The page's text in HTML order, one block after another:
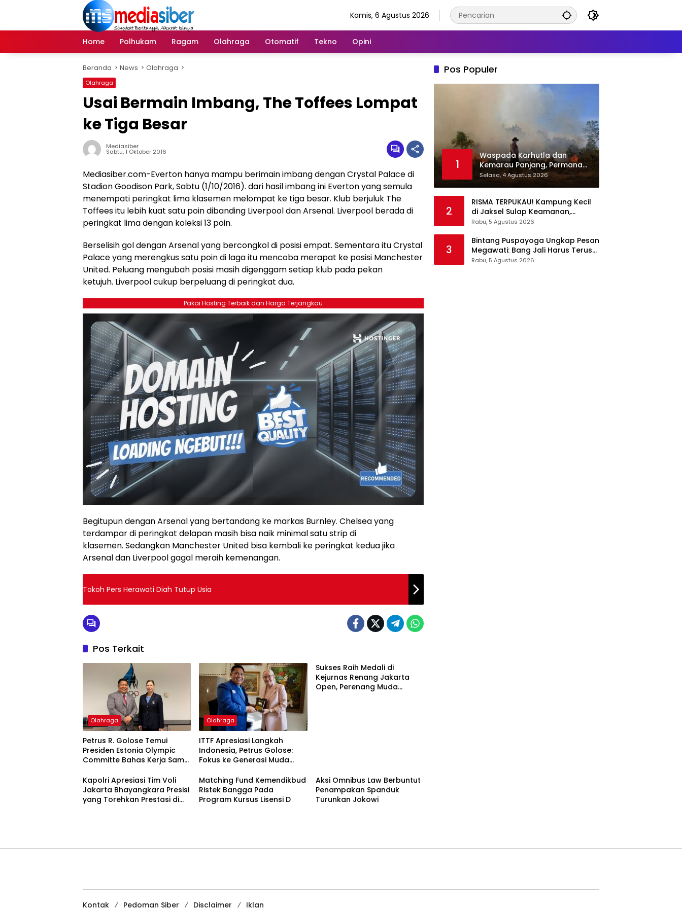
Kamis, 6 Agustus 2026
Home Polhukam Ragam Olahraga Otomatif Tekno Opini
Beranda News Olahraga
Olahraga
Usai Bermain Imbang, The Toffees Lompat
ke Tiga Besar
Mediasiber
Sabtu, 1 Oktober 2016
Mediasiber.com-Everton hanya mampu berimain imbang dengan Crystal Palace di
Stadion Goodison Park, Sabtu (1/10/2016). dari hasil imbang ini Everton yang semula
menempati peringkat lima klasemen melompat ke tiga besar. Klub berjuluk The
Toffees itu lebih kuat satu poin dibanding Liverpool dan Arsenal. Liverpool berada di
peringkat lima dengan koleksi 13 poin.
Berselisih gol dengan Arsenal yang bercongkol di posisi empat. Sementara itu Crystal
Palace yang merengkus satu poin di laga itu mencoba merapat ke posisi Manchester
United. Peluang mengubah posisi masih digenggam setiap klub pada pekan
ketujuh. Liverpool cukup berpeluang di peringkat dua.
Pakai Hosting Terbaik dan Harga Terjangkau
Begitupun dengan Arsenal yang bertandang ke markas Burnley. Chelsea yang
terdampar di peringkat delapan masih bisa naik minimal satu strip di
klasemen. Sedangkan Manchester United bisa kembali ke peringkat kedua jika
Arsenal dan Liverpool gagal meraih kemenangan.
Tokoh Pers Herawati Diah Tutup Usia
Pos Terkait
Olahraga
Petrus R. Golose Temui
Presiden Estonia Olympic
Committe Bahas Kerja Sama
Olahraga
ITTF Apresiasi Langkah
Indonesia, Petrus Golose:
Fokus ke Generasi Muda
Sukses Raih Medali di
Kejurnas Renang Jakarta
Open, Perenang Muda
Kapolri Apresiasi Tim Voli
Jakarta Bhayangkara Presisi
yang Torehkan Prestasi di
Matching Fund Kemendikbud
Ristek Bangga Pada
Program Kursus Lisensi D
Aksi Omnibus Law Berbuntut
Penampakan Spanduk
Turunkan Jokowi
Pos Populer
1
Waspada Karhutla dan
Kemarau Panjang, Permana
Irmansyah Tekankan Mitigasi
Berbasis Komunitas
Selasa, 4 Agustus 2026
2
RISMA TERPUKAU! Kampung Kecil
di Jaksel Sulap Keamanan,
Sampah, hingga Ketahanan
Rabu, 5 Agustus 2026
3
Bintang Puspayoga Ungkap Pesan
Megawati: Bang Jali Harus Terus
Dipantau dan Dikembangkan
Rabu, 5 Agustus 2026
Kontak Pedoman Siber Disclaimer Iklan